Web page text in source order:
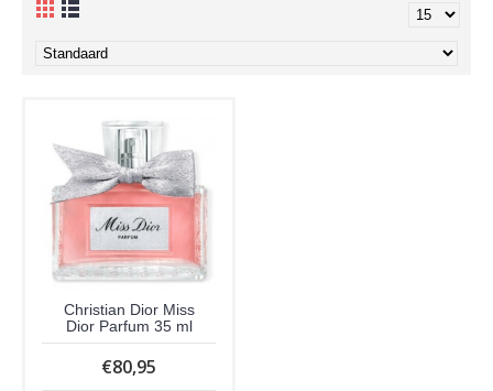
Christian Dior Miss
Dior Parfum 35 ml
€80,95